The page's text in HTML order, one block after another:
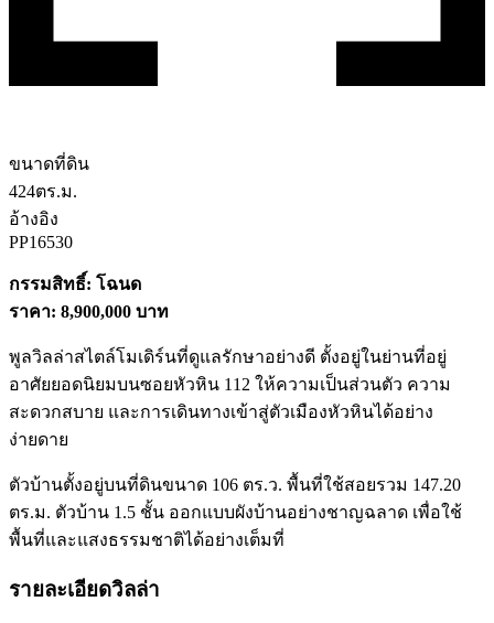
ขนาดที่ดิน
424ตร.ม.
อ้างอิง
PP16530
กรรมสิทธิ์: โฉนด
ราคา: 8,900,000 บาท
พูลวิลล่าสไตล์โมเดิร์นที่ดูแลรักษาอย่างดี ตั้งอยู่ในย่านที่อยู่
อาศัยยอดนิยมบนซอยหัวหิน 112 ให้ความเป็นส่วนตัว ความ
สะดวกสบาย และการเดินทางเข้าสู่ตัวเมืองหัวหินได้อย่าง
ง่ายดาย
ตัวบ้านตั้งอยู่บนที่ดินขนาด 106 ตร.ว. พื้นที่ใช้สอยรวม 147.20
ตร.ม. ตัวบ้าน 1.5 ชั้น ออกแบบผังบ้านอย่างชาญฉลาด เพื่อใช้
พื้นที่และแสงธรรมชาติได้อย่างเต็มที่
รายละเอียดวิลล่า